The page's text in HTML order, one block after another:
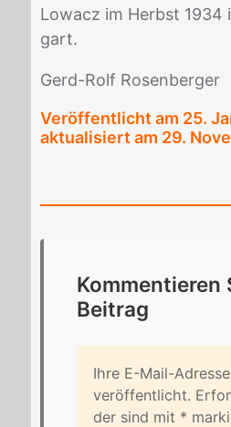
Lo­wacz im Herbst
gart.
Gerd-Rolf Ro­sen­ber­ger
Veröffentlicht am 25.
aktualisiert am 29.
Kom­men­tie­ren
Bei­trag
Ihre E-Mail-
ver­öf­fent­licht.
der sind mit *